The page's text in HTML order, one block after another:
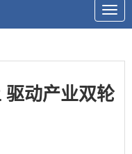
导
航
驱动产业双轮